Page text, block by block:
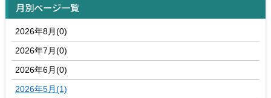
月別ページ一覧
2026年8月(0)
2026年7月(0)
2026年6月(0)
2026年5月(1)